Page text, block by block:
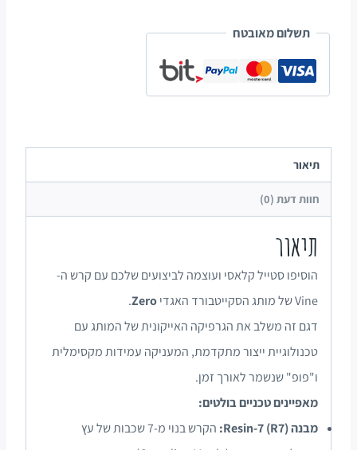
תשלום מאובטח
תיאור
חוות דעת (0)
תיאור
הוסיפו סטייל קלאסי ועוצמה לביצועים שלכם עם קרש ה-
Vineשל מותג הסקייטבורד האגדיZero
.
דגם זה משלב את הגרפיקה האייקונית של המותג עם
טכנולוגיית ייצור מתקדמת, המעניקה עמידות מקסימלית
ו"פופ" שנשמר לאורך זמן.
מאפיינים טכניים בולטים:
מבנה Resin-7 (R7):
הקרש בנוי מ-7 שכבות של עץ